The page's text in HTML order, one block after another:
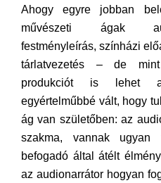
Ahogy egyre jobban
művészeti ágak
festményleírás, színházi
tárlatvezetés – de
produkciót is lehet
egyértelműbbé vált, hogy
ág van születőben: az
szakma, vannak
befogadó által átélt
az audionarrátor hogyan